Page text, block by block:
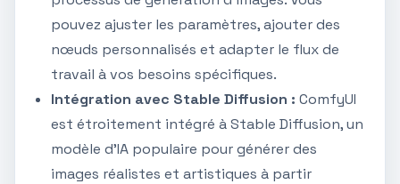
pouvez ajuster les paramètres, ajouter des
nœuds personnalisés et adapter le flux de
travail à vos besoins spécifiques.
Intégration avec Stable Diffusion : ComfyUI
est étroitement intégré à Stable Diffusion, un
modèle d'IA populaire pour générer des
images réalistes et artistiques à partir